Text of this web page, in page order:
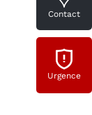
Contact
Urgence